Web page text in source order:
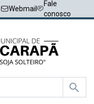
Webmail
Fale
conosco